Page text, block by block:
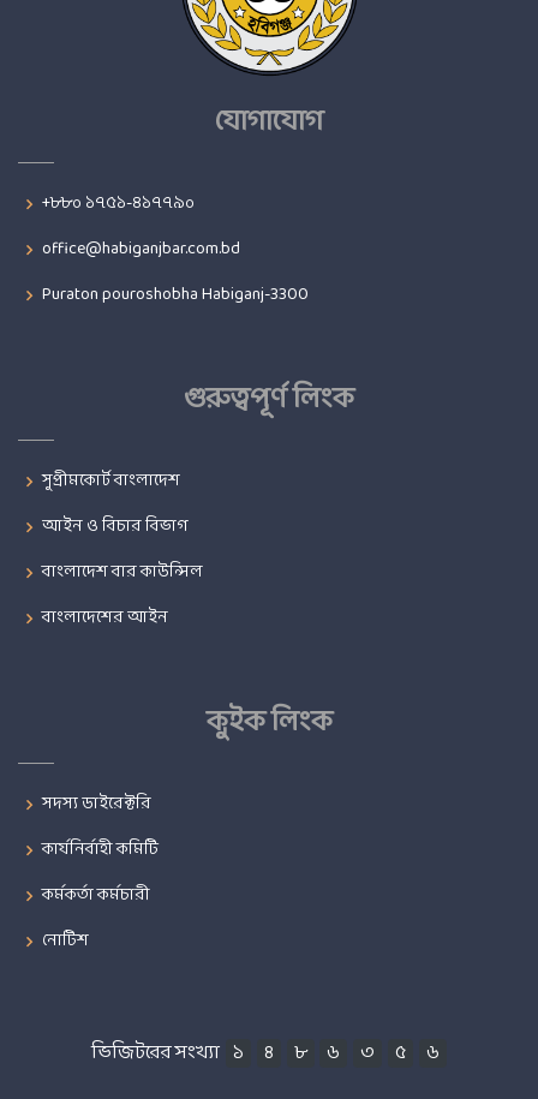
যোগাযোগ
+৮৮০ ১৭৫১-৪১৭৭৯০
office@habiganjbar.com.bd
Puraton pouroshobha Habiganj-3300
গুরুত্বপূর্ণ লিংক
সুপ্রীমকোর্ট বাংলাদেশ
আইন ও বিচার বিভাগ
বাংলাদেশ বার কাউন্সিল
বাংলাদেশের আইন
কুইক লিংক
সদস্য ডাইরেক্টরি
কার্যনির্বাহী কমিটি
কর্মকর্তা কর্মচারী
নোটিশ
ভিজিটরের সংখ্যা ১ ৪ ৮ ৬ ৩ ৫ ৬